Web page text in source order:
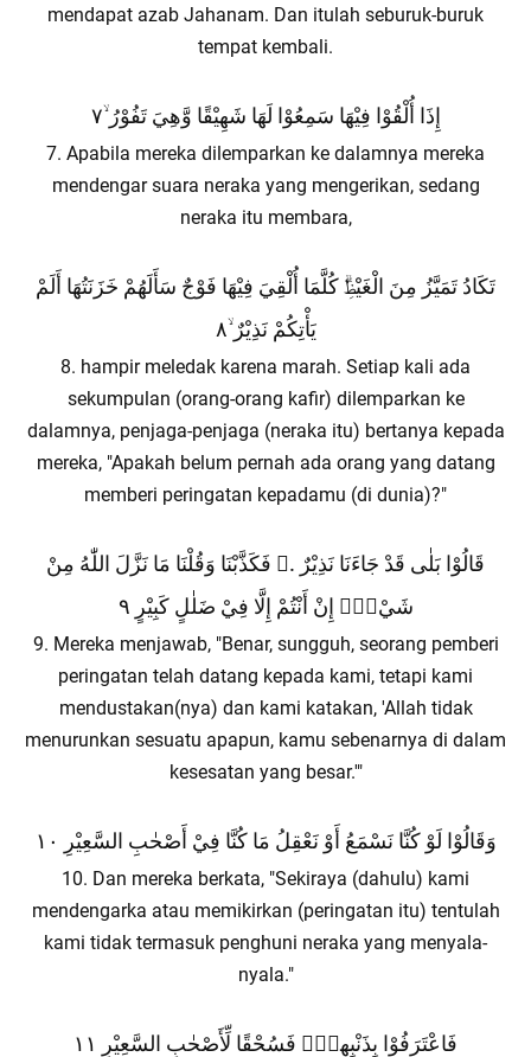
mendapat azab Jahanam. Dan itulah seburuk-buruk
tempat kembali.
إِذَا أُلْقُوْا فِيْهَا سَمِعُوْا لَهَا شَهِيْقًا وَّهِيَ تَفُوْرُ ۙ٧
7. Apabila mereka dilemparkan ke dalamnya mereka
mendengar suara neraka yang mengerikan, sedang
neraka itu membara,
تَكَادُ تَمَيَّزُ مِنَ الْغَيْظِۗ كُلَّمَا أُلْقِيَ فِيْهَا فَوْجٌ سَأَلَهُمْ خَزَنَتُهَا أَلَمْ
يَأْتِكُمْ نَذِيْرٌ ۙ٨
8. hampir meledak karena marah. Setiap kali ada
sekumpulan (orang-orang kafir) dilemparkan ke
dalamnya, penjaga-penjaga (neraka itu) bertanya kepada
mereka, "Apakah belum pernah ada orang yang datang
memberi peringatan kepadamu (di dunia)?"
قَالُوْا بَلٰى قَدْ جَاءَنَا نَذِيْرٌ .ۙ فَكَذَّبْنَا وَقُلْنَا مَا نَزَّلَ اللّٰهُ مِنْ
شَيْءٍۖ إِنْ أَنْتُمْ إِلَّا فِيْ ضَلٰلٍ كَبِيْرٍ ٩
9. Mereka menjawab, "Benar, sungguh, seorang pemberi
peringatan telah datang kepada kami, tetapi kami
mendustakan(nya) dan kami katakan, 'Allah tidak
menurunkan sesuatu apapun, kamu sebenarnya di dalam
kesesatan yang besar.'"
وَقَالُوْا لَوْ كُنَّا نَسْمَعُ أَوْ نَعْقِلُ مَا كُنَّا فِيْ أَصْحٰبِ السَّعِيْرِ ١٠
10. Dan mereka berkata, "Sekiraya (dahulu) kami
mendengarka atau memikirkan (peringatan itu) tentulah
kami tidak termasuk penghuni neraka yang menyala-
nyala."
فَاعْتَرَفُوْا بِذَنْبِهِمْۚ فَسُحْقًا لِّأَصْحٰبِ السَّعِيْرِ ١١